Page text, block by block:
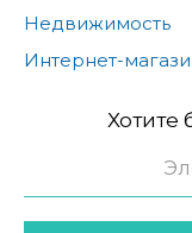
Недвижимость
Интернет-
Хотите